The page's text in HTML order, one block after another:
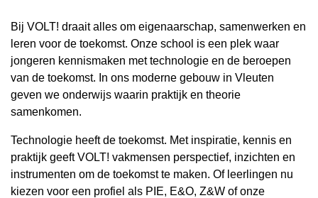
Bij VOLT! draait alles om eigenaarschap, samenwerken en
leren voor de toekomst. Onze school is een plek waar
jongeren kennismaken met technologie en de beroepen
van de toekomst. In ons moderne gebouw in Vleuten
geven we onderwijs waarin praktijk en theorie
samenkomen.
Technologie heeft de toekomst. Met inspiratie, kennis en
praktijk geeft VOLT! vakmensen perspectief, inzichten en
instrumenten om de toekomst te maken. Of leerlingen nu
kiezen voor een profiel als PIE, E&O, Z&W of onze